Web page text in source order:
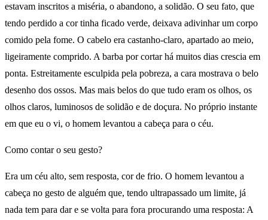
estavam inscritos a miséria, o abandono, a solidão. O seu fato, que
tendo perdido a cor tinha ficado verde, deixava adivinhar um corpo
comido pela fome. O cabelo era castanho-claro, apartado ao meio,
ligeiramente comprido. A barba por cortar há muitos dias crescia em
ponta. Estreitamente esculpida pela pobreza, a cara mostrava o belo
desenho dos ossos. Mas mais belos do que tudo eram os olhos, os
olhos claros, luminosos de solidão e de doçura. No próprio instante
em que eu o vi, o homem levantou a cabeça para o céu.
Como contar o seu gesto?
Era um céu alto, sem resposta, cor de frio. O homem levantou a
cabeça no gesto de alguém que, tendo ultrapassado um limite, já
nada tem para dar e se volta para fora procurando uma resposta: A